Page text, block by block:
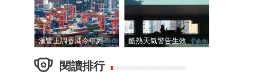
滙豐上調香港今年經濟增長預測至4.5% 酷熱天氣警告生效 本港高溫持續至下周
閱讀排行